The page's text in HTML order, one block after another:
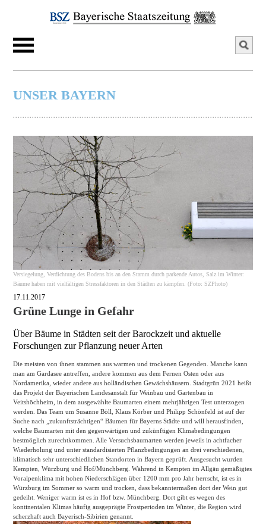
UNSER BAYERN
Versiegelung, Verdichtung des Bodens bis an den Stamm durch parkende Autos, Salz im Winter:
Bäume haben mit vielfältigen Stressfaktoren in den Städten zu kämpfen. (Foto: SZPhoto)
17.11.2017
Grüne Lunge in Gefahr
Über Bäume in Städten seit der Barockzeit und aktuelle
Forschungen zur Pflanzung neuer Arten
Die meisten von ihnen stammen aus warmen und trockenen Gegenden. Manche kann
man am Gardasee antreffen, andere kommen aus dem Fernen Osten oder aus
Nordamerika, wieder andere aus holländischen Gewächshäusern. Stadtgrün 2021 heißt
das Projekt der Bayerischen Landesanstalt für Weinbau und Gartenbau in
Veitshöchheim, in dem ausgewählte Baumarten einem mehrjährigen Test unterzogen
werden. Das Team um Susanne Böll, Klaus Körber und Philipp Schönfeld ist auf der
Suche nach „zukunftsträchtigen“ Bäumen für Bayerns Städte und will herausfinden,
welche Baumarten mit den gegenwärtigen und zukünftigen Klimabedingungen
bestmöglich zurechtkommen. Alle Versuchsbaumarten werden jeweils in achtfacher
Wiederholung und unter standardisierten Pflanzbedingungen an drei verschiedenen,
klimatisch sehr unterschiedlichen Standorten in Bayern geprüft. Ausgesucht wurden
Kempten, Würzburg und Hof/Münchberg. Während in Kempten im Allgäu gemäßigtes
Voralpenklima mit hohen Niederschlägen über 1200 mm pro Jahr herrscht, ist es in
Würzburg im Sommer so warm und trocken, dass bekanntermaßen dort der Wein gut
gedeiht. Weniger warm ist es in Hof bzw. Münchberg. Dort gibt es wegen des
kontinentalen Klimas häufig ausgeprägte Frostperioden im Winter, die Region wird
scherzhaft auch Bayerisch-Sibirien genannt.